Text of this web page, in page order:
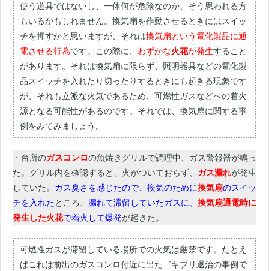
使う道具ではないし、一体何が危険なのか、そう思われる方
もいるかもしれません。換気扇を作動させるときにはスイッ
チを押すかと思いますが、それは換気扇という電化製品に通
電させる行為です。この際に、 わずかな火花が発生すること
があります。それは換気扇に限らず、照明器具などの電化製
品スイッチを入れたり切ったりするときにも起きる現象です
が、それも立派な火気であるため、可燃性ガスなどへの着火
源となる可能性があるのです。それでは、換気扇に関する事
例をみてみましょう。
・台所のガスコンロの魚焼きグリルで調理中、ガス警報器が鳴っ
た。グリル内を確認すると、火がついておらず、 ガス漏れが発生
していた。 ガス臭さを感じたので、換気のために換気扇のスイッ
チを入れたところ、 漏れて滞留していたガスに、 換気扇通電時に
発生した火花で着火して爆発が起きた。
可燃性ガスが滞留している場所での火気は厳禁です。たとえ
ばこれは前出のガスコンロ付近に出たゴキブリ退治の事例で